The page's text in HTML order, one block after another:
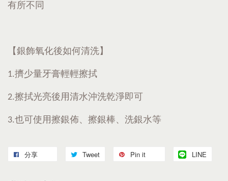
有所不同
【銀飾氧化後如何清洗】
1.擠少量牙膏輕輕擦拭
2.擦拭光亮後用清水沖洗乾淨即可
3.也可使用擦銀佈、擦銀棒、洗銀水等
分享 Tweet Pin it LINE